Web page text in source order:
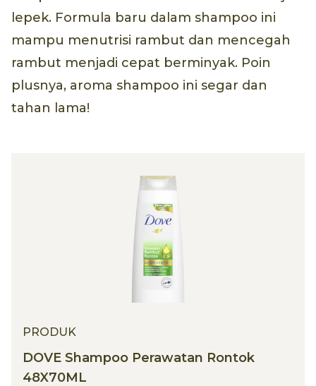
lepek. Formula baru dalam shampoo ini
mampu menutrisi rambut dan mencegah
rambut menjadi cepat berminyak. Poin
plusnya, aroma shampoo ini segar dan
tahan lama!
PRODUK
DOVE Shampoo Perawatan Rontok
48X70ML